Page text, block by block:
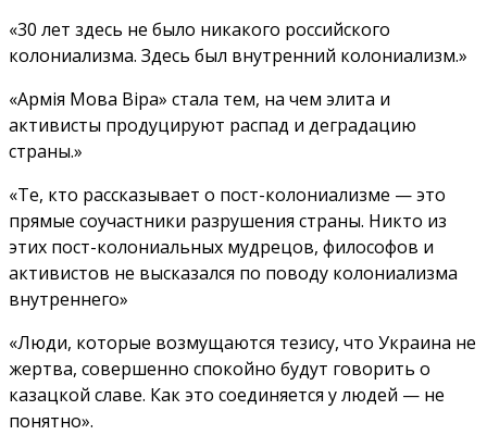
«30 лет здесь не было никакого российского
колониализма. Здесь был внутренний колониализм.»
«Армія Мова Віра» стала тем, на чем элита и
активисты продуцируют распад и деградацию
страны.»
«Те, кто рассказывает о пост-колониализме — это
прямые соучастники разрушения страны. Никто из
этих пост-колониальных мудрецов, философов и
активистов не высказался по поводу колониализма
внутреннего»
«Люди, которые возмущаются тезису, что Украина не
жертва, совершенно спокойно будут говорить о
казацкой славе. Как это соединяется у людей — не
понятно».